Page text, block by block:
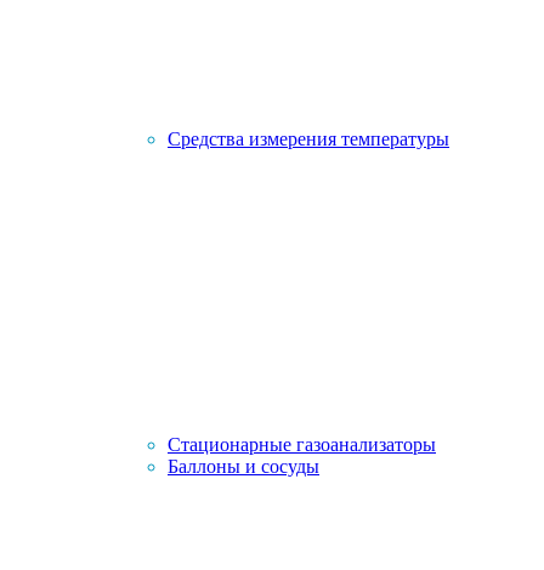
Средства измерения температуры
Стационарные газоанализаторы
Баллоны и сосуды